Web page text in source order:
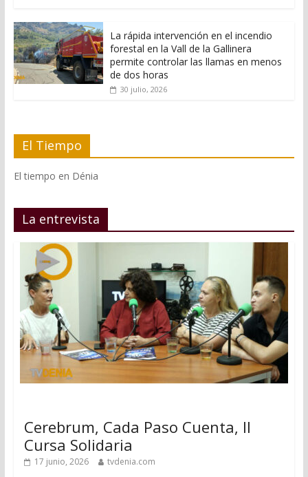
La rápida intervención en el incendio
forestal en la Vall de la Gallinera
permite controlar las llamas en menos
de dos horas
30 julio, 2026
El Tiempo
El tiempo en Dénia
La entrevista
Cerebrum, Cada Paso Cuenta, II
Cursa Solidaria
17 junio, 2026 tvdenia.com